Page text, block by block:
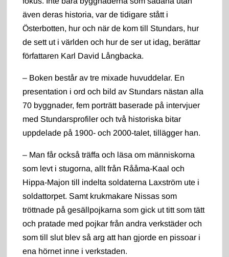
även deras historia, var de tidigare stått i
Österbotten, hur och när de kom till Stundars, hur
de sett ut i världen och hur de ser ut idag, berättar
författaren Karl David Långbacka.
– Boken består av tre mixade huvuddelar. En
presentation i ord och bild av Stundars nästan alla
70 byggnader, fem porträtt baserade på intervjuer
med Stundarsprofiler och två historiska bitar
uppdelade på 1900- och 2000-talet, tillägger han.
– Man får också träffa och läsa om människorna
som levt i stugorna, allt från Rååma-Kaal och
Hippa-Majon till indelta soldaterna Laxström ute i
soldattorpet. Samt krukmakare Nissas som
tröttnade på gesällpojkarna som gick ut titt som tätt
och pratade med pojkar från andra verkstäder och
som till slut blev så arg att han gjorde en pissoar i
ena hörnet inne i verkstaden.